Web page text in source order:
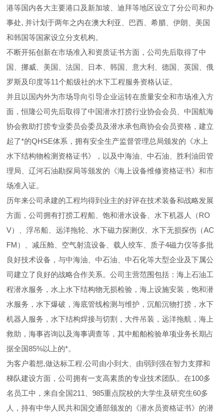
港等国内各大主要港口及新加坡、迪拜等地区设立了分公司和办
事处, 并计划于两年之内在澳大利亚、巴西、希腊、伊朗、美国
和韩国等国家设立分支机构。
不断开拓创新在市场准入和资质证书方面，公司先后取得了中
国、挪威、美国、法国、日本、韩国、意大利、德国、英国、俄
罗斯及印度等11个船级社的水下工程服务资格认证。
并且以国内外为市场导向引导企业运转在质量安全和市场准入方
面，恒隆公司先后取得了中国潜水打捞行业协会会员、中国航海
协会救助打捞专业委员会委员及潜水承包商协会会员资格，建立
起了*的QHSE体系，拥有安全生产监督管理总局颁发的《水上
水下结构物检测资格证书》，以及中海油、中石油、胜利油田管
理局、辽河石油勘探局等颁发的《海上设备维修资格证书》和市
场准入证。
历年来公司承建的工程均得到业主的好评在技术装备和战略发展
方面，公司拥有打捞工程船、饱和潜水设备、水下机器人（RO
V）、浮吊船、远洋拖轮、水下磁力探测仪、水下无损探伤（AC
FM）、减压舱、空气射流设备、载人绞车、质子4磁力仪等多批
良好技术设备，与中海油、中石油、中石化等大型企业及下属公
司建立了良好的战略合作关系。公司主营范围包括：海上石油工
程潜水服务，水上水下结构物无损检验，海上设施安装，饱和潜
水服务，水下爆破，海底管线检测与维护，沉船沉物打捞，水下
机器人服务，水下结构焊接与切割，大件吊装，远洋拖航，海上
救助，海事咨询以及海事调查等，其中船舶检验单项业务长期占
据全国85%以上的*。
为客户着想,做达标工程.公司由小到大、由弱到强在智力支撑和
梯队建设方面，公司拥有一支高素质的专业技术团队。在100多
名员工中，来自全国211、985重点院校的大学生及研究生60多
人，持有中华人民共和国交通部颁发的《潜水员资格证书》的潜